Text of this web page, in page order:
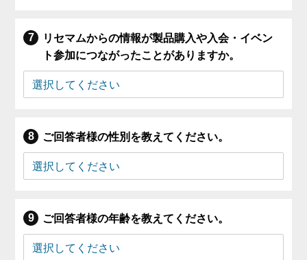
リセマムからの情報が製品購入や入会・イベン
ト参加につながったことがありますか。
ご回答者様の性別を教えてください。
ご回答者様の年齢を教えてください。